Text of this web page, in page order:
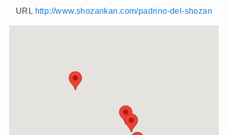
URL http://www.shozankan.com/padrino-del-shozan